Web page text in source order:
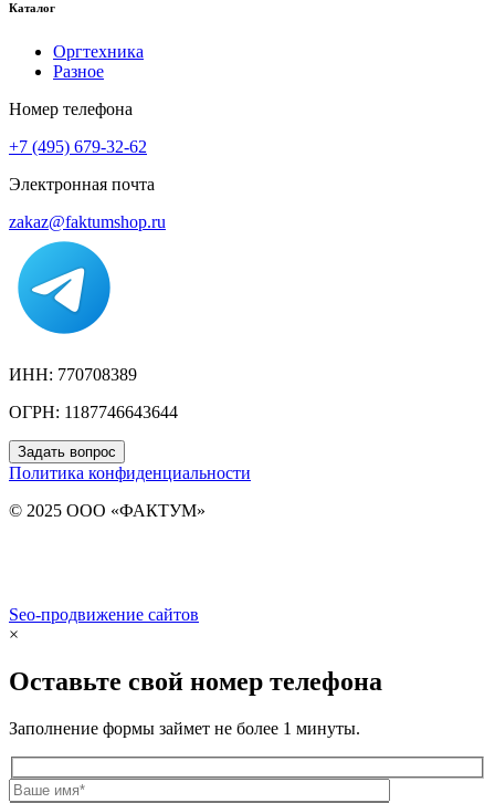
Каталог
Оргтехника
Разное
Номер телефона
+7 (495) 679-32-62
Электронная почта
zakaz@faktumshop.ru
ИНН: 770708389
ОГРН: 1187746643644
Задать вопрос
Политика конфиденциальности
© 2025 ООО «ФАКТУМ»
Seo-продвижение сайтов
×
Оставьте свой номер телефона
Заполнение формы займет не более 1 минуты.